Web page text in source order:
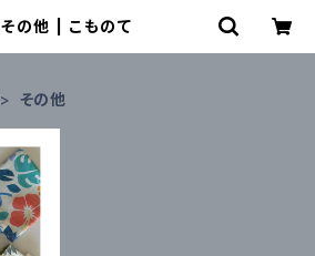
その他 | こものて
その他